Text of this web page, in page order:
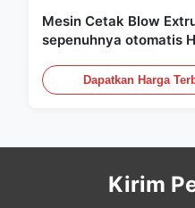
Mesin Cetak Blow
sepenuhnya otomatis
Dapatkan Harga
Kirim